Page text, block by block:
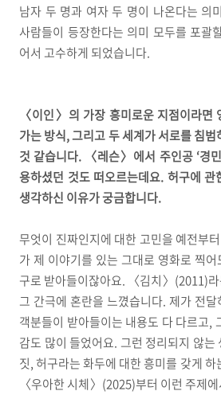
남자 두 명과 여자 두 명이 나온다는 의
사람들이 등장한다는 의미 모두를 포괄
어서 고수하게 되었습니다.
〈이인〉의 가장 흥미로운 지점이라면
가는 방식, 그리고 두 세계가 서로를 침
것 같습니다. 〈레슨〉에서 주인공 ‘경
용하셨던 것도 떠오르는데요. 허구에
생각하신 이유가 궁금합니다.
무엇이 진짜인지에 대한 고민을 예전부
가 제 이야기를 있는 그대로 영화로 찍
구로 받아들이잖아요. 〈김치〉(2011)
그 간극에 혼란을 느꼈습니다. 제가 전
객분들이 받아들이는 내용도 다 다르고,
감도 많이 들었어요. 그런 정리되지 않는
짓, 허구라는 화두에 대한 흥미를 갖게
〈우아한 시체〉(2025)부터 이런 주제